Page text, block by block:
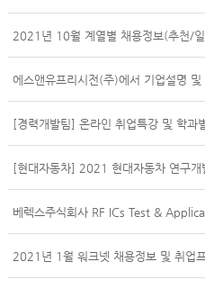
에스앤유프리시전(주)에서 기업설명 및
[경력개발팀] 온라인 취업특강 및 학과
베렉스주식회사 RF ICs Test &
2021년 1월 워크넷 채용정보 및 취업